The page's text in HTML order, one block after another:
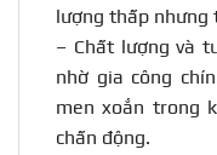
lượng thấp nhưng
– Chất lượng và
nhờ gia công
men xoắn trong
chấn động.